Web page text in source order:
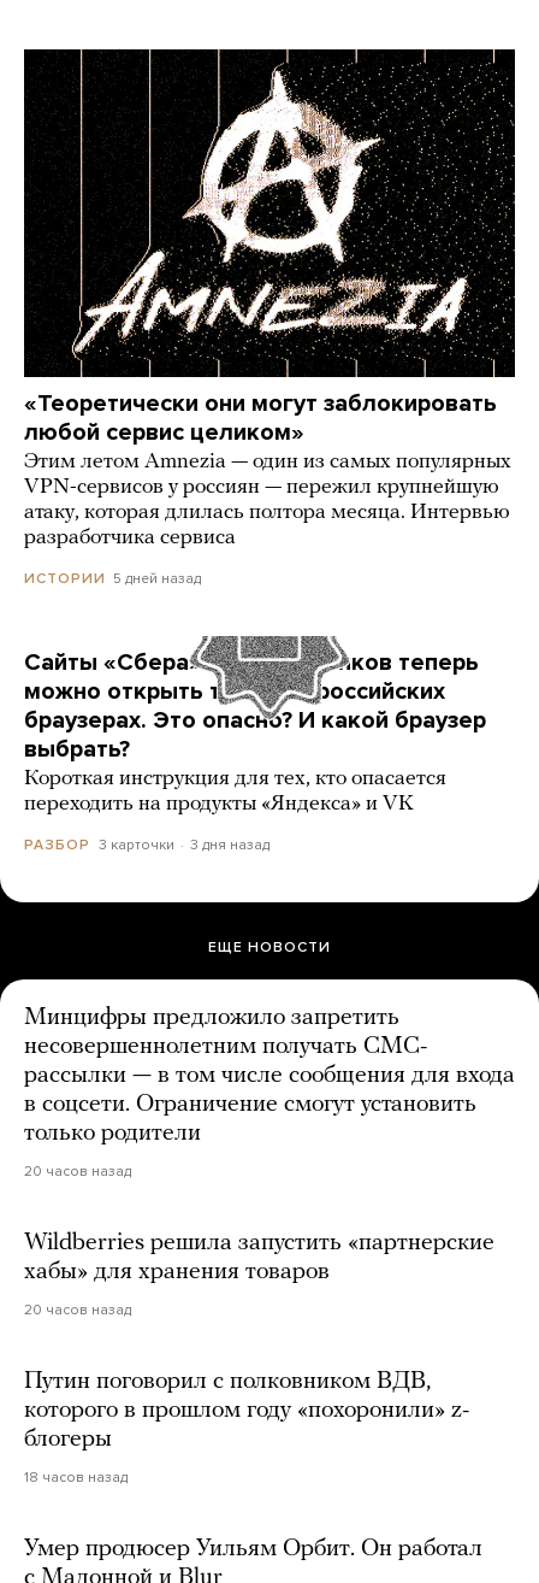
«Теоретически они могут заблокировать
любой сервис целиком»
Этим летом Amnezia — один из самых популярных
VPN-сервисов у россиян — пережил крупнейшую
атаку, которая длилась полтора месяца. Интервью
разработчика сервиса
ИСТОРИИ 5 дней назад
Сайты «Сбера» и других банков теперь
можно открыть только в российских
браузерах. Это опасно? И какой браузер
выбрать?
Короткая инструкция для тех, кто опасается
переходить на продукты «Яндекса» и VK
РАЗБОР 3 карточки 3 дня назад
ЕЩЕ НОВОСТИ
Минцифры предложило запретить
несовершеннолетним получать СМС-
рассылки — в том числе сообщения для входа
в соцсети. Ограничение смогут установить
только родители
20 часов назад
Wildberries решила запустить «партнерские
хабы» для хранения товаров
20 часов назад
Путин поговорил с полковником ВДВ,
которого в прошлом году «похоронили» z-
блогеры
18 часов назад
Умер продюсер Уильям Орбит. Он работал